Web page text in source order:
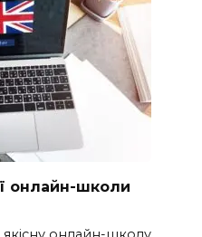
онлайн-школи